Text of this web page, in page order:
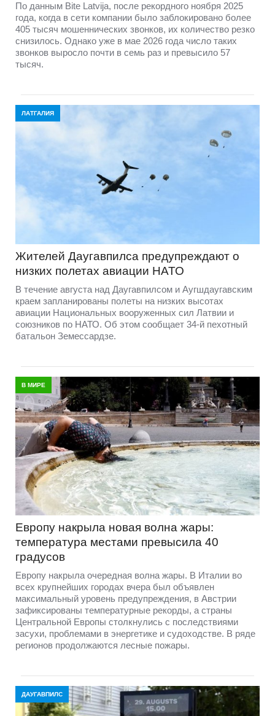
По данным Bite Latvija, после рекордного ноября 2025
года, когда в сети компании было заблокировано более
405 тысяч мошеннических звонков, их количество резко
снизилось. Однако уже в мае 2026 года число таких
звонков выросло почти в семь раз и превысило 57
тысяч.
ЛАТГАЛИЯ
Жителей Даугавпилса предупреждают о
низких полетах авиации НАТО
В течение августа над Даугавпилсом и Аугшдаугавским
краем запланированы полеты на низких высотах
авиации Национальных вооруженных сил Латвии и
союзников по НАТО. Об этом сообщает 34-й пехотный
батальон Земессардзе.
В МИРЕ
Европу накрыла новая волна жары:
температура местами превысила 40
градусов
Европу накрыла очередная волна жары. В Италии во
всех крупнейших городах вчера был объявлен
максимальный уровень предупреждения, в Австрии
зафиксированы температурные рекорды, а страны
Центральной Европы столкнулись с последствиями
засухи, проблемами в энергетике и судоходстве. В ряде
регионов продолжаются лесные пожары.
ДАУГАВПИЛС